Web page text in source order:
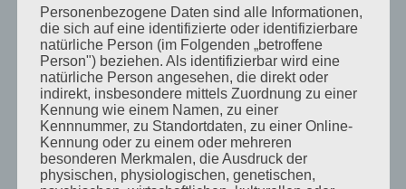
Juni 2011
Mai 2011
April 2011
März 2011
Februar 2011
Januar 2011
Personenbezogene Daten sind alle Informationen,
die sich auf eine identifizierte oder identifizierbare
natürliche Person (im Folgenden „betroffene
Person") beziehen. Als identifizierbar wird eine
natürliche Person angesehen, die direkt oder
indirekt, insbesondere mittels Zuordnung zu einer
Kennung wie einem Namen, zu einer
Kennnummer, zu Standortdaten, zu einer Online-
Kennung oder zu einem oder mehreren
besonderen Merkmalen, die Ausdruck der
physischen, physiologischen, genetischen,